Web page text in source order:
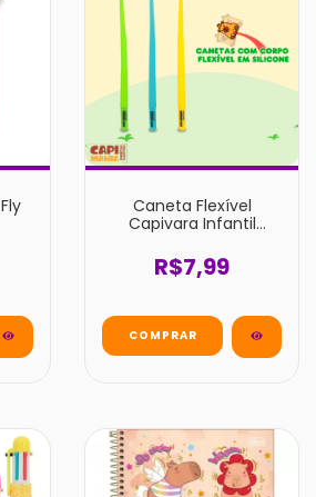
Caneta Flexível
Capivara Infantil
R$7,99